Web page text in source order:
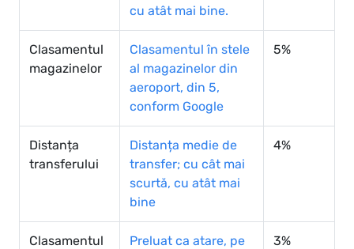
cu atât mai bine.
Clasamentul
magazinelor
Clasamentul în stele
al magazinelor din
aeroport, din 5,
conform Google
5%
Distanța
transferului
Distanța medie de
transfer; cu cât mai
scurtă, cu atât mai
bine
4%
Clasamentul
Preluat ca atare, pe
3%